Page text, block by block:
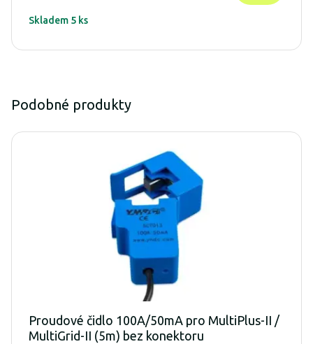
Skladem 5 ks
Podobné produkty
Proudové čidlo 100A/50mA pro MultiPlus-II /
MultiGrid-II (5m) bez konektoru